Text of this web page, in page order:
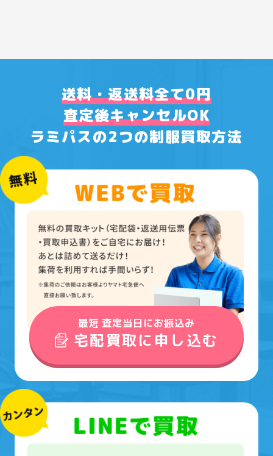
送料・返送料全て0円
査定後キャンセルOK
ラミパスの2つの制服買取方法
最短 査定当日にお振込み
宅配買取に申し込む